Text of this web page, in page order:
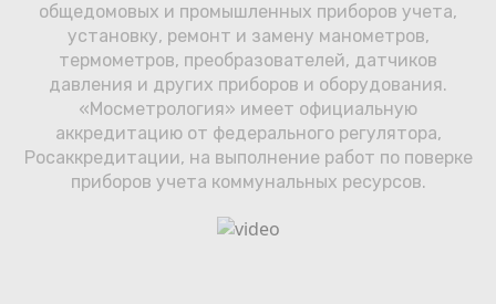
Вопрос-ответ
Сотрудничество
Юридические лица
общедомовых и промышленных приборов учета,
установку, ремонт и замену манометров,
термометров, преобразователей, датчиков
давления и других приборов и оборудования.
«Мосметрология» имеет официальную
аккредитацию от федерального регулятора,
Росаккредитации, на выполнение работ по поверке
приборов учета коммунальных ресурсов.